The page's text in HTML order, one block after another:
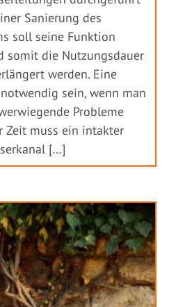
Sanierung des
soll seine Funktion
somit die Nutzungsdauer
werden. Eine
sein, wenn man
Probleme
Zeit muss ein intakter
[…]